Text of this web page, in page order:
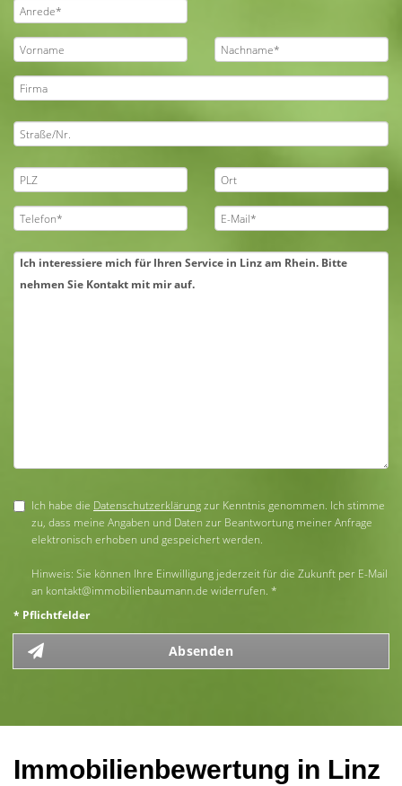
Ich habe die Datenschutzerklärungzur Kenntnis genommen. Ich stimme
zu, dass meine Angaben und Daten zur Beantwortung meiner Anfrage
elektronisch erhoben und gespeichert werden.
Hinweis: Sie können Ihre Einwilligung jederzeit für die Zukunft per E-Mail
an kontakt@immobilienbaumann.de widerrufen. *
* Pflichtfelder
Absenden
Immobilienbewertung in Linz